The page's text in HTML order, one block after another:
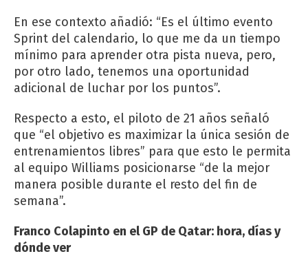
En ese contexto añadió: “Es el último evento
Sprint del calendario, lo que me da un tiempo
mínimo para aprender otra pista nueva, pero,
por otro lado, tenemos una oportunidad
adicional de luchar por los puntos”.
Respecto a esto, el piloto de 21 años señaló
que “el objetivo es maximizar la única sesión de
entrenamientos libres” para que esto le permita
al equipo Williams posicionarse “de la mejor
manera posible durante el resto del fin de
semana”.
Franco Colapinto en el GP de Qatar: hora, días y
dónde ver